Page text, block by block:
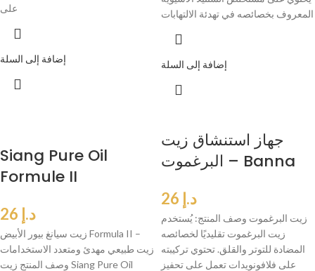
على
إضافة إلى السلة
المعروف بخصائصه في تهدئة الالتهابات
إضافة إلى السلة
Siang Pure Oil
Formule II
د.إ
زيت سيانغ بيور الأبيض Formula II –
زيت طبيعي مهدئ ومتعدد الاستخدامات
وصف المنتج زيت Siang Pure Oil
جهاز استنشاق زيت
البرغموت – Banna
د.إ
زيت البرغموت وصف المنتج: يُستخدم
زيت البرغموت تقليديًا لخصائصه
المضادة للتوتر والقلق. تحتوي تركيبته
على فلافونويدات تعمل على تحفيز